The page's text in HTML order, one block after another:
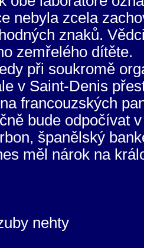
nebyla zcela
znaků.
zemřelého dítěte.
při soukromě
v Saint-Denis
francouzských
bude odpočívat
španělský
měl nárok na
nehty